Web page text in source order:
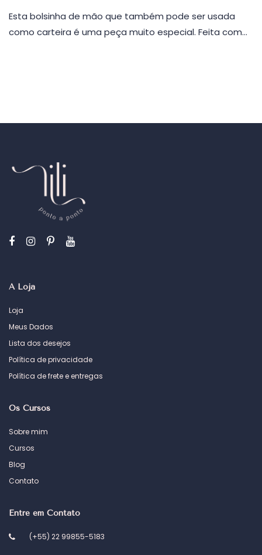
Esta bolsinha de mão que também pode ser usada
como carteira é uma peça muito especial. Feita com…
A Loja
Loja
Meus Dados
Lista dos desejos
Política de privacidade
Política de frete e entregas
Os Cursos
Sobre mim
Cursos
Blog
Contato
Entre em Contato
(+55) 22 99855-5183